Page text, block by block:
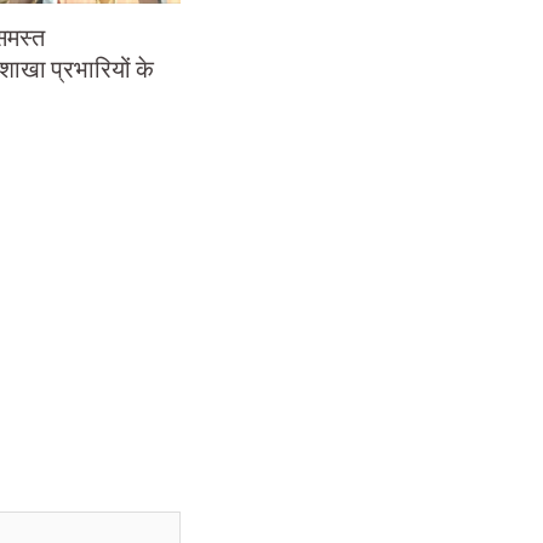
प्रभारियों के